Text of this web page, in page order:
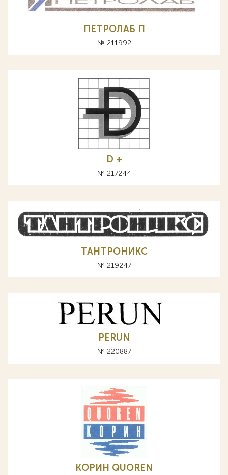
ПЕТРОЛАБ П
№ 211992
D +
№ 217244
ТАНТРОНИКС
№ 219247
PERUN
№ 220887
КОРИН QUOREN